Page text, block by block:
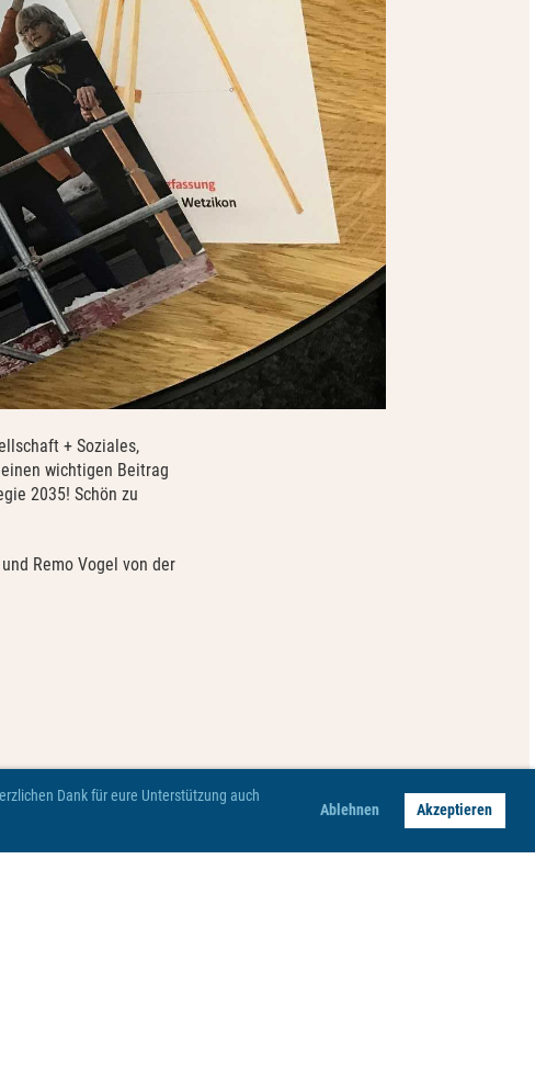
Dank für eure Unterstützung auch
Ablehnen Akzeptieren
+ Soziales,
wichtigen Beitrag
2035! Schön zu
Remo Vogel von der